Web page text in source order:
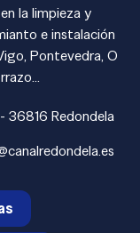
la limpieza y
e instalación
Pontevedra, O
36816 Redondela